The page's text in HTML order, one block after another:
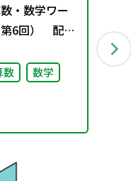
・数学ワー
第6回） 配付
数 数学